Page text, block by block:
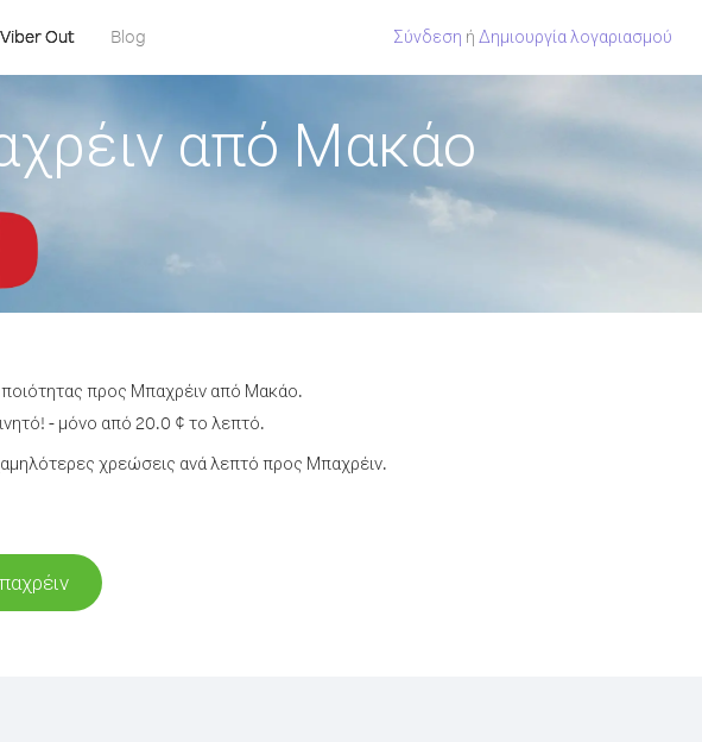
Viber Out Blog Σύνδεση ή Δημιουργία λογαριασμού
από Μακάο
ποιότητας προς Μπαχρέιν από Μακάο.
- μόνο από 20.0 ¢ το λεπτό.
χρεώσεις ανά λεπτό προς Μπαχρέιν.